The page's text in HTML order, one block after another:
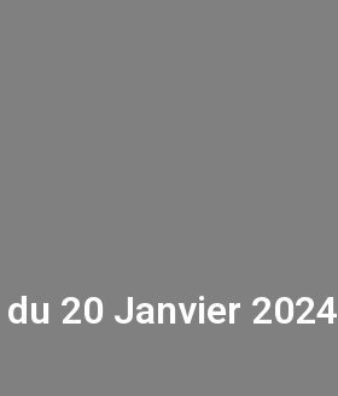
20 Janvier 2024